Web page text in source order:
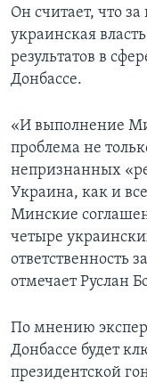
Он считает, что
украинская
результатов в
Донбассе.
«И выполнение
проблема не
непризнанных
Украина, как и
Минские
четыре
ответственность
отмечает Руслан
По мнению
Донбассе будет
президентской